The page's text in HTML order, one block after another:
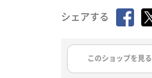
シェアする
このショップを見る